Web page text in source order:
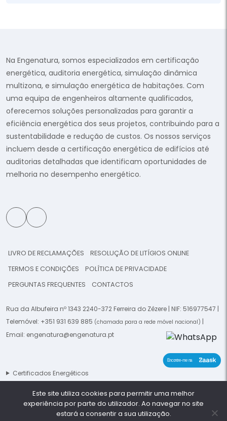
Na Engenatura, somos especializados em certificação
energética, auditoria energética, simulação dinâmica
multizona, e simulação energética de habitações. Com
uma equipa de engenheiros altamente qualificados,
oferecemos soluções personalizadas para garantir a
eficiência energética dos seus projetos, contribuindo para a
sustentabilidade e redução de custos. Os nossos serviços
incluem desde a certificação energética de edifícios até
auditorias detalhadas que identificam oportunidades de
melhoria no desempenho energético.
LIVRO DE RECLAMAÇÕES
RESOLUÇÃO DE LITÍGIOS ONLINE
TERMOS E CONDIÇÕES
POLÍTICA DE PRIVACIDADE
PERGUNTAS FREQUENTES
CONTACTOS
Rua da Albufeira nº 1343 2240-372 Ferreira do Zêzere | NIF: 516977547 |
Telemóvel: +351 931 639 885 (chamada para a rede móvel nacional) |
Email: engenatura@engenatura.pt
Certificados Energéticos
© 2026 Engenatura - Todos os direitos reservados. -
This template is
made by Planeta Digital
Este site utiliza cookies para permitir uma melhor
experiência por parte do utilizador. Ao navegar no site
estará a consentir a sua utilização.